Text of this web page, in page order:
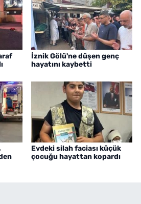
İznik Gölü'ne düşen genç
hayatını kaybetti
Evdeki silah faciası küçük
çocuğu hayattan kopardı